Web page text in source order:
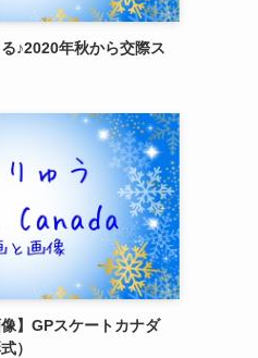
♪2020年秋から交際ス
】GPスケートカナダ
）